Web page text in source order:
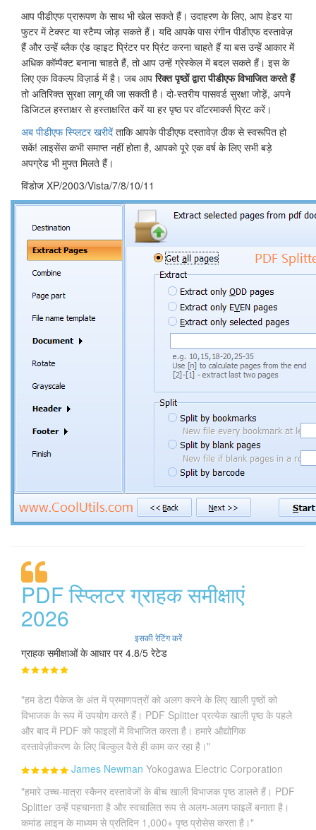
आप पीडीएफ प्रारूपण के साथ भी खेल सकते हैं। उदाहरण के लिए, आप हेडर या
फुटर में टेक्स्ट या स्टैम्प जोड़ सकते हैं। यदि आपके पास रंगीन पीडीएफ दस्तावेज़
हैं और उन्हें ब्लैक एंड व्हाइट प्रिंटर पर प्रिंट करना चाहते हैं या बस उन्हें आकार में
अधिक कॉम्पैक्ट बनाना चाहते हैं, तो आप उन्हें ग्रेस्केल में बदल सकते हैं। इस के
लिए एक विकल्प विज़ार्ड में है। जब आपरिक्त पृष्ठों द्वारा पीडीएफ विभाजित करते हैं
तो अतिरिक्त सुरक्षा लागू की जा सकती है। दो-स्तरीय पासवर्ड सुरक्षा जोड़ें, अपने
डिजिटल हस्ताक्षर से हस्ताक्षरित करें या हर पृष्ठ पर वॉटरमार्क्स प्रिट करें।
अब पीडीएफ स्प्लिटर खरीदें ताकि आपके पीडीएफ दस्तावेज़ ठीक से स्वरूपित हो
सकें! लाइसेंस कभी समाप्त नहीं होता है, आपको पूरे एक वर्ष के लिए सभी बड़े
अपग्रेड भी मुफ्त मिलते हैं।
विंडोज XP/2003/Vista/7/8/10/11
PDF स्प्लिटर ग्राहक समीक्षाएं
2026
इसकी रेटिंग करें
ग्राहक समीक्षाओं के आधार पर 4.8/5 रेटेड
"हम डेटा पैकेज के अंत में प्रमाणपत्रों को अलग करने के लिए खाली पृष्ठों को
विभाजक के रूप में उपयोग करते हैं। PDF Splitter प्रत्येक खाली पृष्ठ के पहले
और बाद में PDF को फाइलों में विभाजित करता है। हमारे औद्योगिक
दस्तावेज़ीकरण के लिए बिल्कुल वैसे ही काम कर रहा है।"
James Newman Yokogawa Electric Corporation
"हमारे उच्च-मात्रा स्कैनर दस्तावेजों के बीच खाली विभाजक पृष्ठ डालते हैं। PDF
Splitter उन्हें पहचानता है और स्वचालित रूप से अलग-अलग फाइलें बनाता है।
कमांड लाइन के माध्यम से प्रतिदिन 1,000+ पृष्ठ प्रोसेस करता है।"